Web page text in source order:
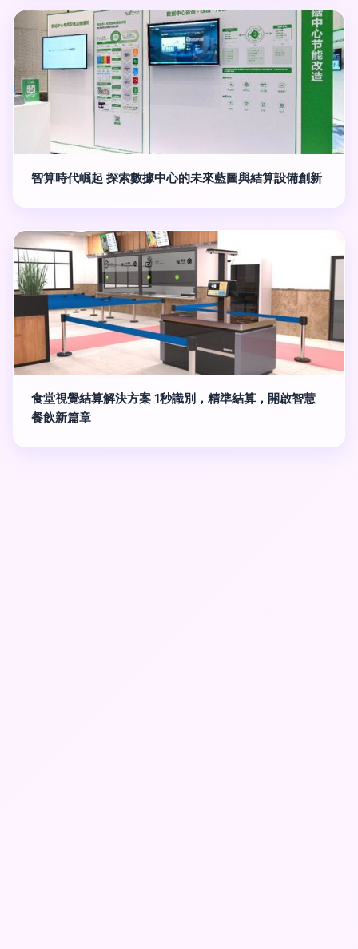
智算時代崛起 探索數據中心的未來藍圖與結算設備創新
食堂視覺結算解決方案 1秒識別，精準結算，開啟智慧
餐飲新篇章